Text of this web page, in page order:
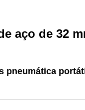
aço de 32
pneumática